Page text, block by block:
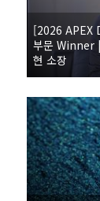
[2026
부문 Winner
현 소장